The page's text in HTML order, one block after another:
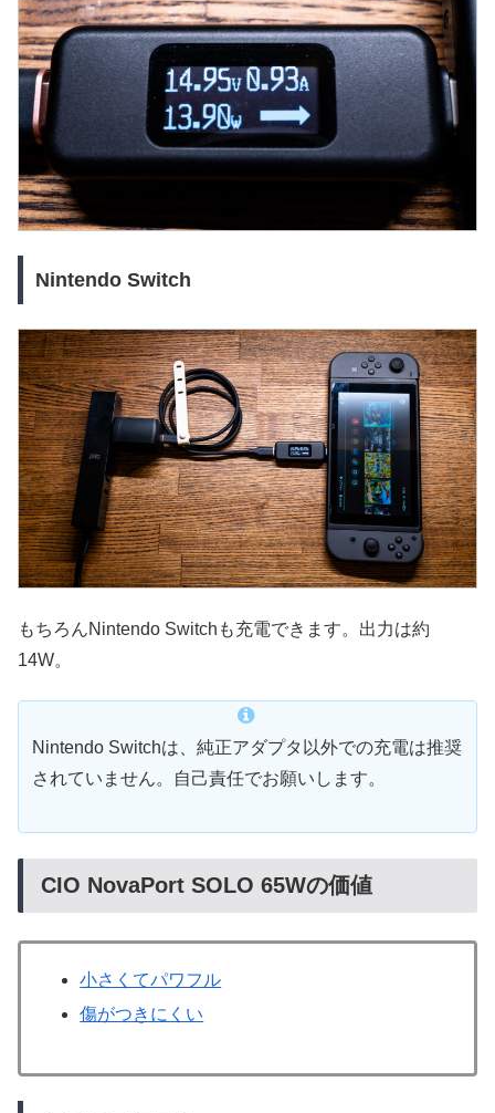
Nintendo Switch
もちろんNintendo Switchも充電できます。出力は約
14W。
Nintendo Switchは、純正アダプタ以外での充電は推奨
されていません。自己責任でお願いします。
CIO NovaPort SOLO 65Wの価値
小さくてパワフル
傷がつきにくい